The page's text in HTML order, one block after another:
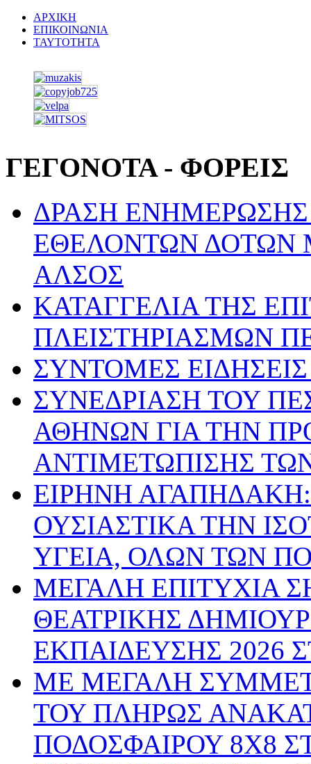
ΑΡΧΙΚΗ
ΕΠΙΚΟΙΝΩΝΙΑ
ΤΑΥΤΟΤΗΤΑ
ΓΕΓΟΝΟΤΑ - ΦΟΡΕΙΣ
ΔΡΑΣΗ ΕΝΗΜΕΡΩΣΗΣ
ΕΘΕΛΟΝΤΩΝ ΔΟΤΩΝ
ΑΛΣΟΣ
ΚΑΤΑΓΓΕΛΙΑ ΤΗΣ
ΠΛΕΙΣΤΗΡΙΑΣΜΩΝ
ΣΥΝΤΟΜΕΣ ΕΙΔΗΣΕΙΣ
ΣΥΝΕΔΡΙΑΣΗ ΤΟΥ
ΑΘΗΝΩΝ ΓΙΑ ΤΗΝ
ΑΝΤΙΜΕΤΩΠΙΣΗΣ
ΕΙΡΗΝΗ ΑΓΑΠΗΔΑΚΗ:
ΟΥΣΙΑΣΤΙΚΑ ΤΗΝ
ΥΓΕΙΑ, ΟΛΩΝ ΤΩΝ
ΜΕΓΑΛΗ ΕΠΙΤΥΧΙΑ
ΘΕΑΤΡΙΚΗΣ
ΕΚΠΑΙΔΕΥΣΗΣ 2026
ΜΕ ΜΕΓΑΛΗ
ΤΟΥ ΠΛΗΡΩΣ
ΠΟΔΟΣΦΑΙΡΟΥ 8Χ8